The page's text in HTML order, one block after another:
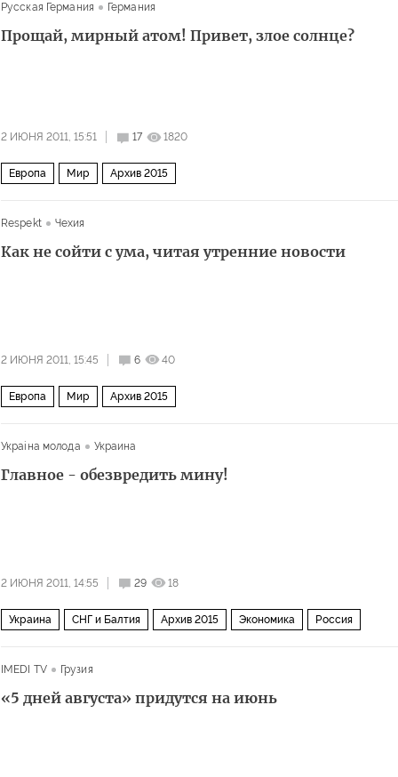
Русская Германия Германия
Прощай, мирный атом! Привет, злое солнце?
2 ИЮНЯ 2011, 15:51 17 1820
Европа Мир Архив 2015
Respekt Чехия
Как не сойти с ума, читая утренние новости
2 ИЮНЯ 2011, 15:45 6 40
Европа Мир Архив 2015
Украiна молода Украина
Главное - обезвредить мину!
2 ИЮНЯ 2011, 14:55 29 18
Украина СНГ и Балтия Архив 2015 Экономика Россия
IMEDI TV Грузия
«5 дней августа» придутся на июнь